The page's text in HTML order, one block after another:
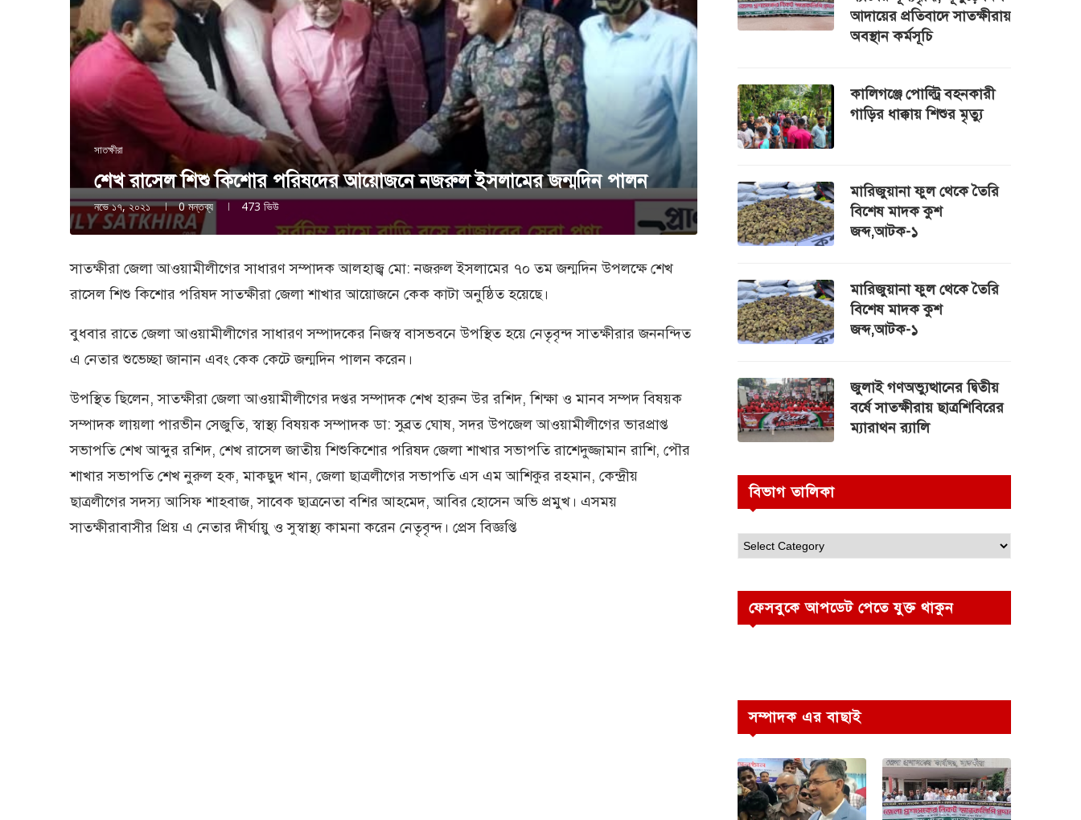
সাতক্ষীরা
শেখ রাসেল শিশু কিশোর পরিষদের আয়োজনে নজরুল ইসলামের জন্মদিন পালন
নভে ১৭, ২০২১ 0 মন্তব্য 473 ভিউ
সাতক্ষীরা জেলা আওয়ামীলীগের সাধারণ সম্পাদক আলহাজ্ব মো: নজরুল ইসলামের ৭০ তম জন্মদিন উপলক্ষে শেখ
রাসেল শিশু কিশোর পরিষদ সাতক্ষীরা জেলা শাখার আয়োজনে কেক কাটা অনুষ্ঠিত হয়েছে।
বুধবার রাতে জেলা আওয়ামীলীগের সাধারণ সম্পাদকের নিজস্ব বাসভবনে উপস্থিত হয়ে নেতৃবৃন্দ সাতক্ষীরার জননন্দিত
এ নেতার শুভেচ্ছা জানান এবং কেক কেটে জন্মদিন পালন করেন।
উপস্থিত ছিলেন, সাতক্ষীরা জেলা আওয়ামীলীগের দপ্তর সম্পাদক শেখ হারুন উর রশিদ, শিক্ষা ও মানব সম্পদ বিষয়ক
সম্পাদক লায়লা পারভীন সেজুতি, স্বাস্থ্য বিষয়ক সম্পাদক ডা: সুব্রত ঘোষ, সদর উপজেল আওয়ামীলীগের ভারপ্রাপ্ত
সভাপতি শেখ আব্দুর রশিদ, শেখ রাসেল জাতীয় শিশুকিশোর পরিষদ জেলা শাখার সভাপতি রাশেদুজ্জামান রাশি, পৌর
শাখার সভাপতি শেখ নুরুল হক, মাকছুদ খান, জেলা ছাত্রলীগের সভাপতি এস এম আশিকুর রহমান, কেন্দ্রীয়
ছাত্রলীগের সদস্য আসিফ শাহবাজ, সাবেক ছাত্রনেতা বশির আহমেদ, আবির হোসেন অভি প্রমুখ। এসময়
সাতক্ষীরাবাসীর প্রিয় এ নেতার দীর্ঘায়ু ও সুস্বাস্থ্য কামনা করেন নেতৃবৃন্দ। প্রেস বিজ্ঞপ্তি
আদায়ের প্রতিবাদে সাতক্ষীরায়
অবস্থান কর্মসূচি
কালিগঞ্জে পোল্ট্রি বহনকারী
গাড়ির ধাক্কায় শিশুর মৃত্যু
মারিজুয়ানা ফুল থেকে তৈরি
বিশেষ মাদক কুশ
জব্দ,আটক-১
মারিজুয়ানা ফুল থেকে তৈরি
বিশেষ মাদক কুশ
জব্দ,আটক-১
জুলাই গণঅভ্যুত্থানের দ্বিতীয়
বর্ষে সাতক্ষীরায় ছাত্রশিবিরের
ম্যারাথন র‌্যালি
বিভাগ তালিকা
ফেসবুকে আপডেট পেতে যুক্ত থাকুন
সম্পাদক এর বাছাই